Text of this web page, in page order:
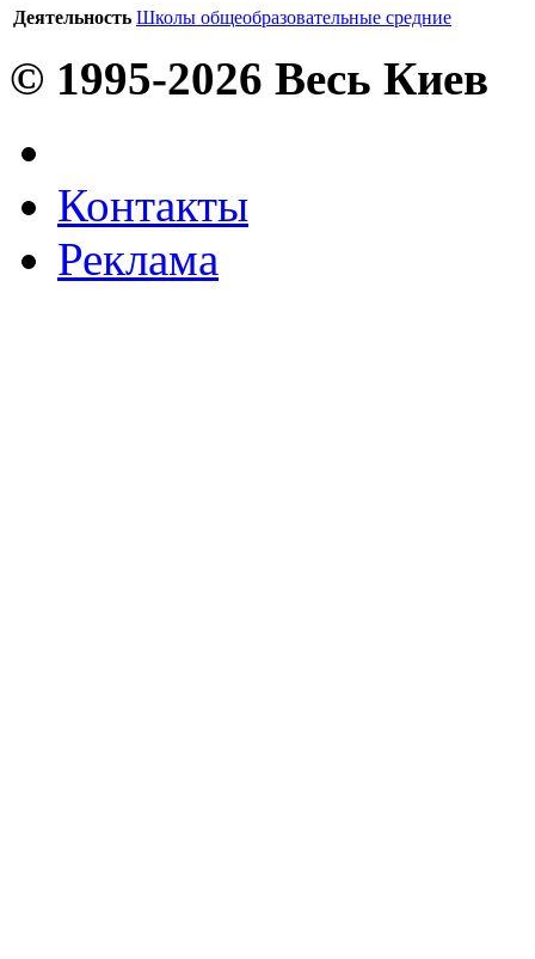
Деятельность Школы общеобразовательные средние
© 1995-2026 Весь Киев
Контакты
Реклама